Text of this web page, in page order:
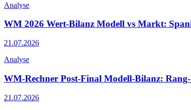
Analyse
WM 2026 Wert-Bilanz Modell vs Markt:
21.07.2026
Analyse
WM-Rechner Post-Final Modell-Bilanz:
21.07.2026